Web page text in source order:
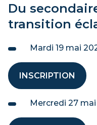
Techniques
Du
transition
Mardi 19 mai
INSCRIPTION
Mercredi 27 mai